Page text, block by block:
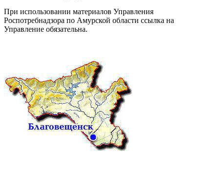
При использовании материалов Управления
Роспотребнадзора по Амурской области ссылка на
Управление обязательна.